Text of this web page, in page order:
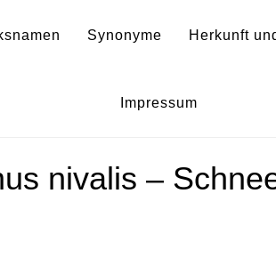
Synonyme Herkunft
Impressum
nivalis –